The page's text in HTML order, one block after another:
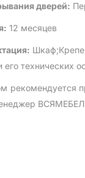
дверей:
12 месяцев
его технических
рекомендуется